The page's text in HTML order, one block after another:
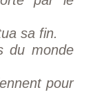
sa fin.
du monde
pour